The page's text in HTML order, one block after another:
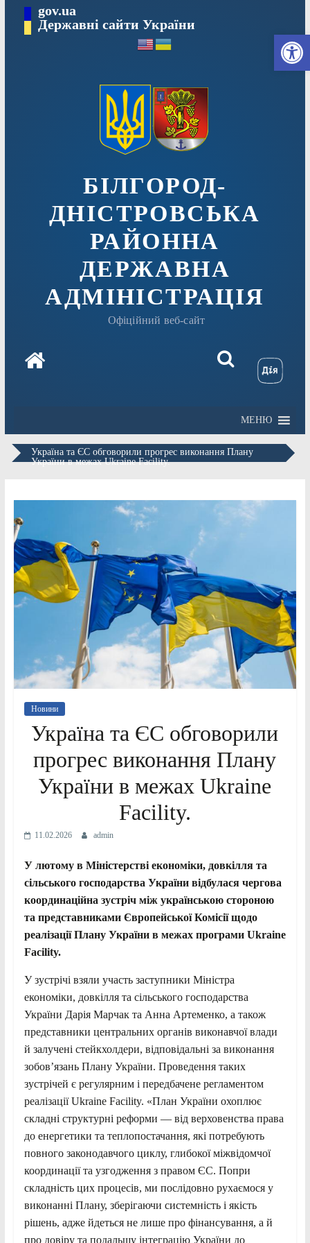
вмісту
gov.ua
Державні сайти України
БІЛГОРОД-
ДНІСТРОВСЬКА
РАЙОННА
ДЕРЖАВНА
АДМІНІСТРАЦІЯ
Офіційний веб-сайт
МЕНЮ
Україна та ЄС обговорили прогрес виконання Плану
України в межах Ukraine Facility.
Новини
Україна та ЄС обговорили
прогрес виконання Плану
України в межах Ukraine
Facility.
11.02.2026 admin
У лютому в Міністерстві економіки, довкілля та
сільського господарства України відбулася чергова
координаційна зустріч між українською стороною
та представниками Європейської Комісії щодо
реалізації Плану України в межах програми Ukraine
Facility.
У зустрічі взяли участь заступники Міністра
економіки, довкілля та сільського господарства
України Дарія Марчак та Анна Артеменко, а також
представники центральних органів виконавчої влади
й залучені стейкхолдери, відповідальні за виконання
зобов’язань Плану України. Проведення таких
зустрічей є регулярним і передбачене регламентом
реалізації Ukraine Facility. «План України охоплює
складні структурні реформи — від верховенства права
до енергетики та теплопостачання, які потребують
повного законодавчого циклу, глибокої міжвідомчої
координації та узгодження з правом ЄС. Попри
складність цих процесів, ми послідовно рухаємося у
виконанні Плану, зберігаючи системність і якість
рішень, адже йдеться не лише про фінансування, а й
про довіру та подальшу інтеграцію України до